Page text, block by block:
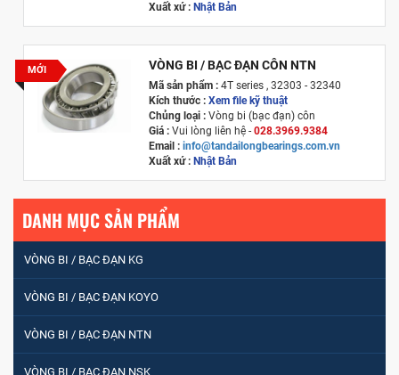
Xuất xứ : Nhật Bản
MỚI VÒNG BI / BẠC ĐẠN CÔN NTN
Mã sản phẩm : 4T series , 32303 - 32340
Kích thước : Xem file kỹ thuật
Chủng loại :Vòng bi (bạc đạn) côn
Giá :Vui lòng liên hệ - 028.3969.9384
Email : info@tandailongbearings.com.vn
Xuất xứ : Nhật Bản
DANH MỤC SẢN PHẨM
VÒNG BI / BẠC ĐẠN KG
VÒNG BI / BẠC ĐẠN KOYO
VÒNG BI / BẠC ĐẠN NTN
VÒNG BI / BẠC ĐẠN NSK